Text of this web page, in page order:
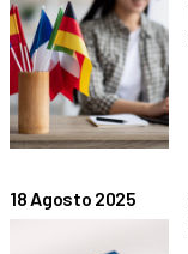
18 Agosto 2025